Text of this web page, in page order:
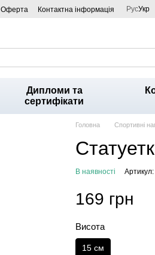
Оферта Контактна інформація РусУкр
Дипломи та
сертифікати
Головна Спортивні
В наявності
169 грн
Висота
15 см